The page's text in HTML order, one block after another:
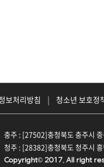
보처리방침 |
청소년 보호정
충주 : [27502]충청북도 충주시
청주 : [28382]충청북도 청주시
Copyright© 2017. All right